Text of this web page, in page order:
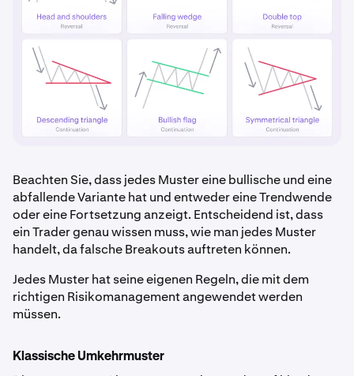
Beachten Sie, dass jedes Muster eine bullische und eine
abfallende Variante hat und entweder eine Trendwende
oder eine Fortsetzung anzeigt. Entscheidend ist, dass
ein Trader genau wissen muss, wie man jedes Muster
handelt, da falsche Breakouts auftreten können.
Jedes Muster hat seine eigenen Regeln, die mit dem
richtigen Risikomanagement angewendet werden
müssen.
Klassische Umkehrmuster